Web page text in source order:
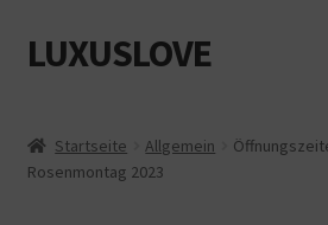
Zur
Navigation
Zum
Inhalt
LUXUSLOVE
Cookie-Richtlinie (EU)
Startseite Allgemein
Rosenmontag 2023